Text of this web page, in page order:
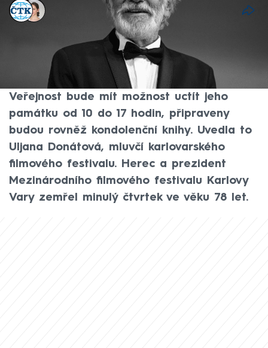
ČTK
Ivana Syrovátková
12. kvě 2025, 16:51
Pohřeb Jiřího Bartošky se podle informací
CNN Prima NEWS uskuteční 20. května ve
Dvořákově síni pražského Rudolfina.
Veřejnost bude mít možnost uctít jeho
památku od 10 do 17 hodin, připraveny
budou rovněž kondolenční knihy. Uvedla to
Uljana Donátová, mluvčí karlovarského
filmového festivalu. Herec a prezident
Mezinárodního filmového festivalu Karlovy
Vary zemřel minulý čtvrtek ve věku 78 let.